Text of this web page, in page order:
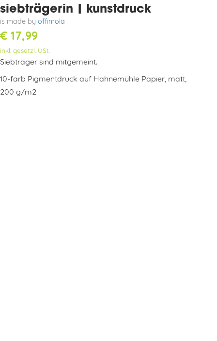
siebträgerin | kunstdruck
is made by offimola
€ 17,99
inkl. gesetzl. USt.
Siebträger sind mitgemeint.
10-farb Pigmentdruck auf Hahnemühle Papier, matt,
200 g/m2